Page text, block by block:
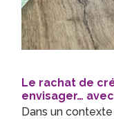
Le rachat de
envisager…
Dans un